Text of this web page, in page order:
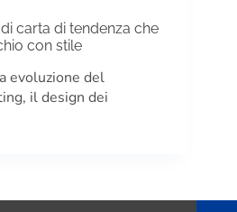
carta di tendenza che
con stile
evoluzione del
il design dei